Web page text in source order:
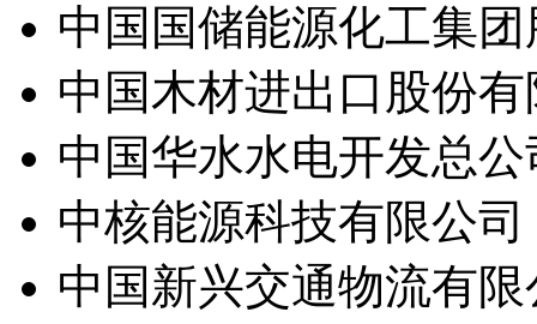
中国国储能源化工集
中国木材进出口股份
中国华水水电开发总公
中核能源科技有限公司
中国新兴交通物流有限